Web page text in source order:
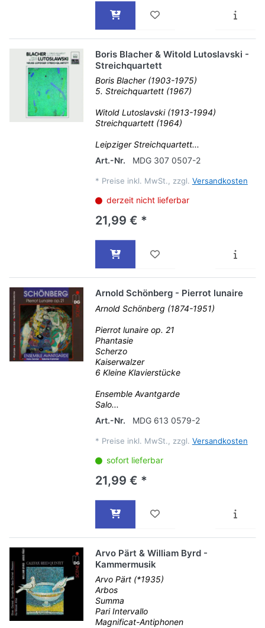
Boris Blacher & Witold Lutoslavski -
Streichquartett
Boris Blacher (1903-1975)
5. Streichquartett (1967)
Witold Lutoslavski (1913-1994)
Streichquartett (1964)
Leipziger Streichquartett...
Art.-Nr.
MDG 307 0507-2
* Preise inkl. MwSt., zzgl. Versandkosten
derzeit nicht lieferbar
21,99 € *
Arnold Schönberg - Pierrot lunaire
Arnold Schönberg (1874-1951)
Pierrot lunaire op. 21
Phantasie
Scherzo
Kaiserwalzer
6 Kleine Klavierstücke
Ensemble Avantgarde
Salo...
Art.-Nr.
MDG 613 0579-2
* Preise inkl. MwSt., zzgl. Versandkosten
sofort lieferbar
21,99 € *
Arvo Pärt & William Byrd -
Kammermusik
Arvo Pärt (*1935)
Arbos
Summa
Pari Intervallo
Magnificat-Antiphonen